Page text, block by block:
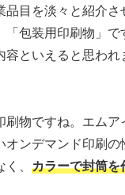
目を淡々と紹介さ
包装用印刷物」で
といえると思われ
刷物ですね。エム
オンデマンド印刷
、 カラーで封筒を